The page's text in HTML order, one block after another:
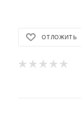
ОТЛОЖИТЬ